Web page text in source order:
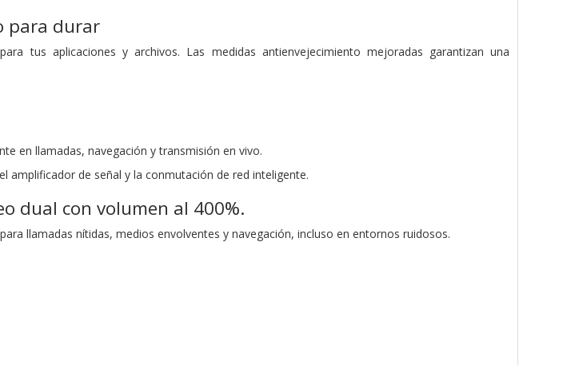
para durar
tus aplicaciones y archivos. Las medidas antienvejecimiento mejoradas garantizan una
en llamadas, navegación y transmisión en vivo.
amplificador de señal y la conmutación de red inteligente.
dual con volumen al 400%.
llamadas nítidas, medios envolventes y navegación, incluso en entornos ruidosos.